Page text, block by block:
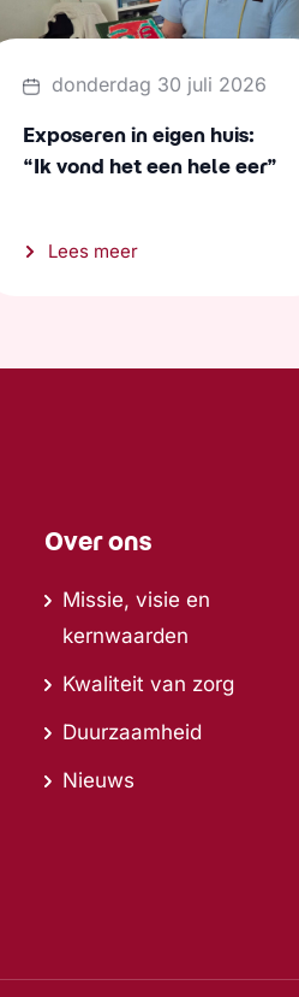
donderdag 30 juli 2026
Exposeren in eigen huis:
“Ik vond het een hele eer”
Lees meer
Over ons
Missie, visie en
kernwaarden
Kwaliteit van zorg
Duurzaamheid
Nieuws